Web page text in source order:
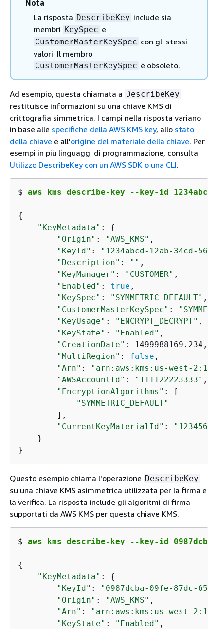
Nota
La risposta DescribeKey include sia
membri KeySpec e
CustomerMasterKeySpec con gli stessi
valori. Il membro
CustomerMasterKeySpec è obsoleto.
Ad esempio, questa chiamata a DescribeKey
restituisce informazioni su una chiave KMS di
crittografia simmetrica. I campi nella risposta variano
in base alle specifiche della AWS KMS key, allo stato
della chiave e all'origine del materiale della chiave. Per
esempi in più linguaggi di programmazione, consulta
Utilizzo DescribeKey con un AWS SDK o una CLI.
$ aws kms describe-key --key-id 1234abcd-
{
"KeyMetadata" : {
"Origin" : "AWS_KMS" ,
"KeyId" :
"1234abcd-12ab-34cd-
"Description" : "" ,
"KeyManager" : "CUSTOMER" ,
"Enabled" : true ,
"KeySpec" : "SYMMETRIC_DEFAULT" ,
"CustomerMasterKeySpec" :
"KeyUsage" : "ENCRYPT_DECRYPT" ,
"KeyState" : "Enabled" ,
"CreationDate" : 1499988169.234,
"MultiRegion" : false ,
"Arn" :
"arn:aws:kms:us-west-
"AWSAccountId" : "111122223333" ,
"EncryptionAlgorithms" : [
"SYMMETRIC_DEFAULT"
        ],
"CurrentKeyMaterialId" :
    }
}
Questo esempio chiama l'operazione DescribeKey
su una chiave KMS asimmetrica utilizzata per la firma e
la verifica. La risposta include gli algoritmi di firma
supportati da AWS KMS per questa chiave KMS.
$ aws kms describe-key --key-id 0987dcba-
{
"KeyMetadata" : {
"KeyId" :
"0987dcba-09fe-87dc-
"Origin" : "AWS_KMS" ,
"Arn" :
"arn:aws:kms:us-west-
"KeyState" : "Enabled" ,